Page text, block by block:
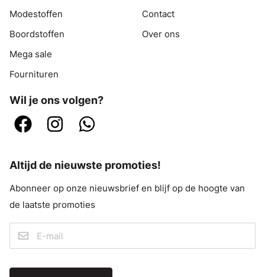
Modestoffen
Boordstoffen
Mega sale
Fournituren
Contact
Over ons
Wil je ons volgen?
Altijd de nieuwste promoties!
Abonneer op onze nieuwsbrief en blijf op de hoogte van
de laatste promoties